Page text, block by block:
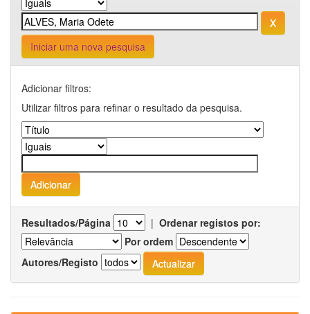
Iniciar uma nova pesquisa
Adicionar filtros:
Utilizar filtros para refinar o resultado da pesquisa.
Resultados/Página | Ordenar registos por:
Por ordem
Autores/Registo